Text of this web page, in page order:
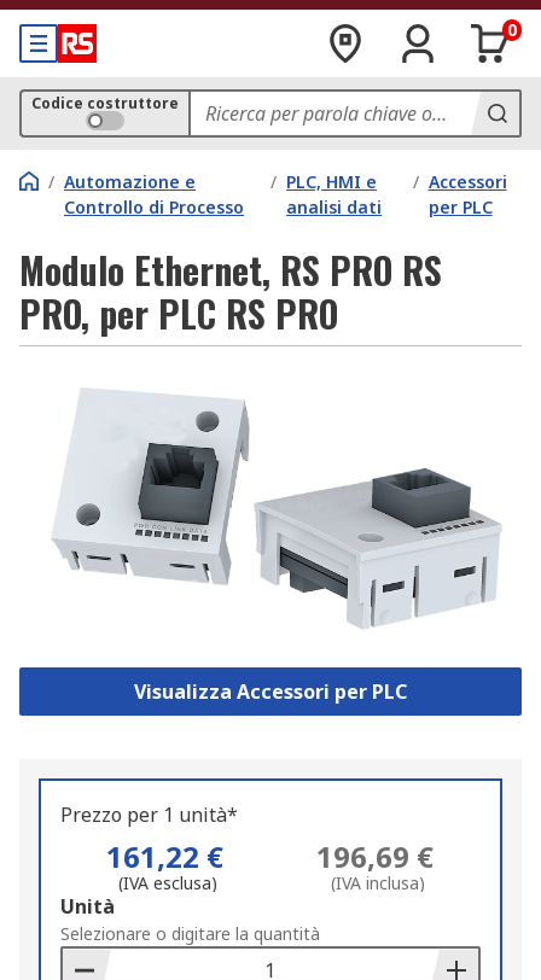
0
Codice costruttore
/ Automazione e
Controllo di Processo
/ PLC, HMI e
analisi dati
/ Accessori
per PLC
Modulo Ethernet, RS PRO RS
PRO, per PLC RS PRO
Visualizza Accessori per PLC
Prezzo per 1 unità*
161,22 €
(IVA esclusa)
196,69 €
(IVA inclusa)
Add
to
Basket
Unità
Selezionare o digitare la quantità